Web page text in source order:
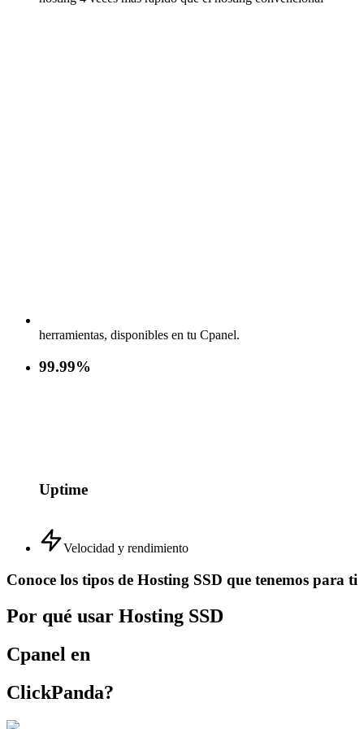
herramientas, disponibles en tu Cpanel.
99.99%
Uptime
Velocidad y rendimiento
Conoce los tipos de Hosting SSD que tenemos para ti
Por qué usar Hosting SSD
Cpanel en
ClickPanda?